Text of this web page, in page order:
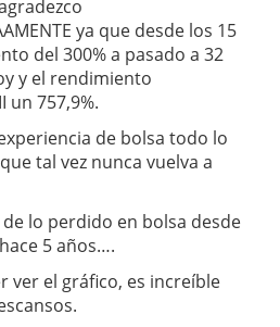
ya que desde los 15
del 300% a pasado a 32
y el rendimiento
un 757,9%.
experiencia de bolsa todo lo
tal vez nunca vuelva a
lo perdido en bolsa desde
5 años….
ver el gráfico, es increíble